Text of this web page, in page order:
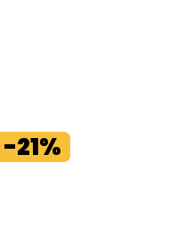
-21%